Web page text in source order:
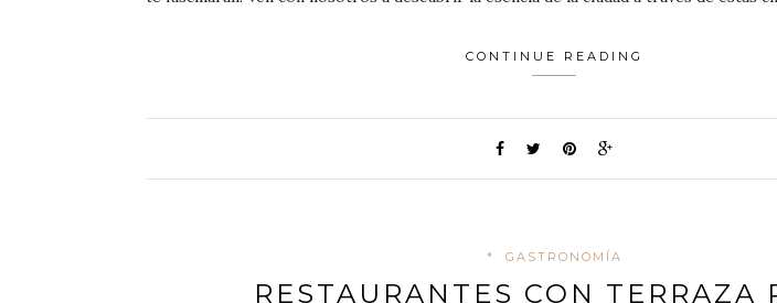
CONTINUE READING
* GASTRONOMÍA
RESTAURANTES CON TERRAZA